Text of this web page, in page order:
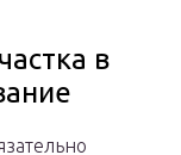
в